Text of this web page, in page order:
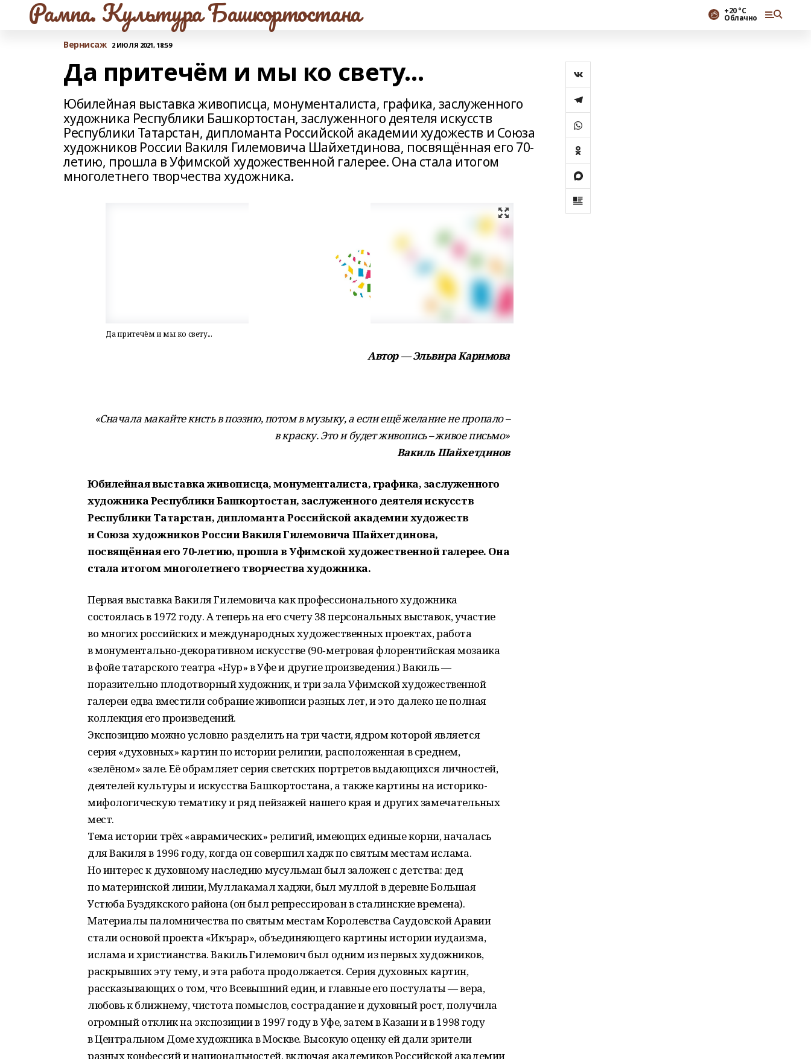
Рампа. Культура Башкортостана +20 °С
Облачно
Вернисаж 2 ИЮЛЯ 2021, 18:59
Да притечём и мы ко свету...
Юбилейная выставка живописца, монументалиста, графика, заслуженного
художника Республики Башкортостан, заслуженного деятеля искусств
Республики Татарстан, дипломанта Российской академии художеств и Союза
художников России Вакиля Гилемовича Шайхетдинова, посвящённая его 70-
летию, прошла в Уфимской художественной галерее. Она стала итогом
многолетнего творчества художника.
Да притечём и мы ко свету...
Автор — Эльвира Каримова
«Сначала макайте кисть в поэзию, потом в музыку, а если ещё желание не пропало –
в краску. Это и будет живопись – живое письмо»
Вакиль Шайхетдинов
Юбилейная выставка живописца, монументалиста, графика, заслуженного
художника Республики Башкортостан, заслуженного деятеля искусств
Республики Татарстан, дипломанта Российской академии художеств
и Союза художников России Вакиля Гилемовича Шайхетдинова,
посвящённая его 70-летию, прошла в Уфимской художественной галерее. Она
стала итогом многолетнего творчества художника.
Первая выставка Вакиля Гилемовича как профессионального художника
состоялась в 1972 году. А теперь на его счету 38 персональных выставок, участие
во многих российских и международных художественных проектах, работа
в монументально-декоративном искусстве (90‑метровая флорентийская мозаика
в фойе татарского театра «Нур» в Уфе и другие произведения.) Вакиль —
поразительно плодотворный художник, и три зала Уфимской художественной
галереи едва вместили собрание живописи разных лет, и это далеко не полная
коллекция его произведений.
Экспозицию можно условно разделить на три части, ядром которой является
серия «духовных» картин по истории религии, расположенная в среднем,
«зелёном» зале. Её обрамляет серия светских портретов выдающихся личностей,
деятелей культуры и искусства Башкортостана, а также картины на историко-
мифологическую тематику и ряд пейзажей нашего края и других замечательных
мест.
Тема истории трёх «аврамических» религий, имеющих единые корни, началась
для Вакиля в 1996 году, когда он совершил хадж по святым местам ислама.
Но интерес к духовному наследию мусульман был заложен с детства: дед
по материнской линии, Муллакамал хаджи, был муллой в деревне Большая
Устюба Буздякского района (он был репрессирован в сталинские времена).
Материалы паломничества по святым местам Королевства Саудовской Аравии
стали основой проекта «Икърар», объединяющего картины истории иудаизма,
ислама и христианства. Вакиль Гилемович был одним из первых художников,
раскрывших эту тему, и эта работа продолжается. Серия духовных картин,
рассказывающих о том, что Всевышний един, и главные его постулаты — вера,
любовь к ближнему, чистота помыслов, сострадание и духовный рост, получила
огромный отклик на экспозиции в 1997 году в Уфе, затем в Казани и в 1998 году
в Центральном Доме художника в Москве. Высокую оценку ей дали зрители
разных конфессий и национальностей, включая академиков Российской академии